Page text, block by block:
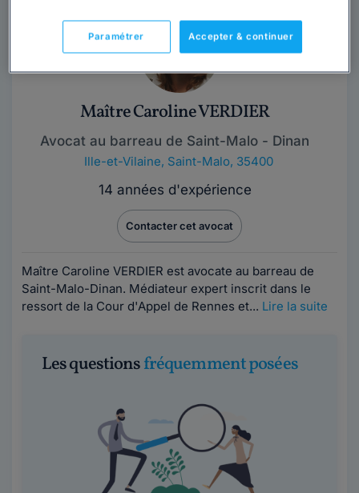
Maître Caroline VERDIER
Avocat au barreau de Saint-Malo - Dinan
Ille-et-Vilaine, Saint-Malo, 35400
14 années d'expérience
Contacter cet avocat
Maître Caroline VERDIER est avocate au barreau de
Saint-Malo-Dinan. Médiateur expert inscrit dans le
ressort de la Cour d'Appel de Rennes et... Lire la suite
Les questionsfréquemment posées
Accepter & continuer
Paramétrer